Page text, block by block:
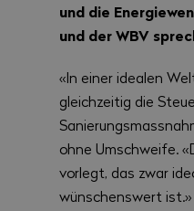
und die
und der WBV
«In einer idealen
gleichzeitig die
ohne Umschweife.
vorlegt, das zwar
wünschenswert ist.»